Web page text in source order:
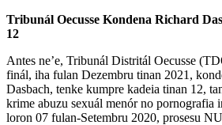
Tribunál Oecusse Kondena Richard
12
Antes ne’e, Tribunál Distritál Oecusse
finál, iha fulan Dezembru tinan 2021,
Dasbach, tenke kumpre kadeia tinan 12,
krime abuzu sexuál menór no pornografia
loron 07 fulan-Setembru 2020, prosesu